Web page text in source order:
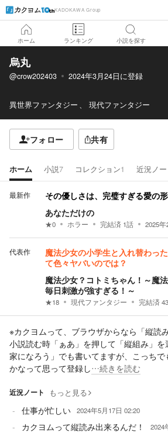
KADOKAWA Group
ホーム ランキング 小説を探す
烏丸
@crow202403 2024年3月24日に登録
異世界ファンタジー 現代ファンタジー
フォロー 共有
ホーム 小説7 コレクション1 近況ノー
最新作 その優しさは、完璧すぎる愛の形
あなただけの
★0 ホラー 完結済 1話 2025年
代表作
魔法少女の小学生と入れ替わっ
て色々ヤバいのでは？
魔法少女？コトミちゃん！～魔
毎日刺激が強すぎる！～
★18 現代ファンタジー 完結済43
※カクヨムって、ブラウザからなら「縦読
小説読む時「ぁあ」を押して「縦組み」
家になろう」でも書いてますが、こっちで
かなって思って登録し…続きを読む
近況ノート もっと見る
仕事が忙しい 2024年5月17日 02:20
カクヨムって縦読み出来るんだ！ 2024